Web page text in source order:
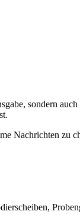
sondern
Nachrichten